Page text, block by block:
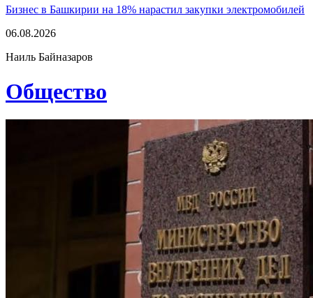
Бизнес в Башкирии на 18% нарастил закупки электромобилей
06.08.2026
Наиль Байназаров
Общество